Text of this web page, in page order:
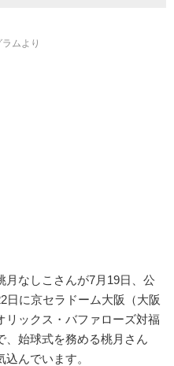
ムより
なしこさんが7月19日、公
日に京セラドーム大阪（大阪
リックス・バファローズ対福
、始球式を務める桃月さん
んでいます。